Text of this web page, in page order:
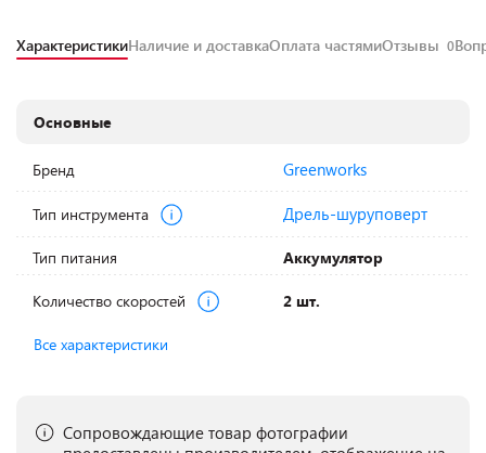
ХарактеристикиНаличие и доставкаОплата частямиОтзывы 0
Основные
Бренд Greenworks
Тип инструмента Дрель-шуруповерт
Тип питания Аккумулятор
Количество скоростей 2 шт.
Все характеристики
Сопровождающие товар фотографии